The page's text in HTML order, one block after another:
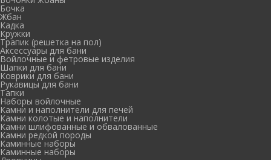
Бочка
Жбан
Кадка
Кружки
Трапик (решетка на пол)
Аксессуары для бани
Войлочные и фетровые изделия
Шапки для бани
Коврики для бани
Рукавицы для бани
Тапки
Наборы войлочные
Камни и наполнители для печей
Камни колотые и наполнители
Камни шлифованные и обвалованные
Камни редкой породы
Каминные наборы
Каминные наборы